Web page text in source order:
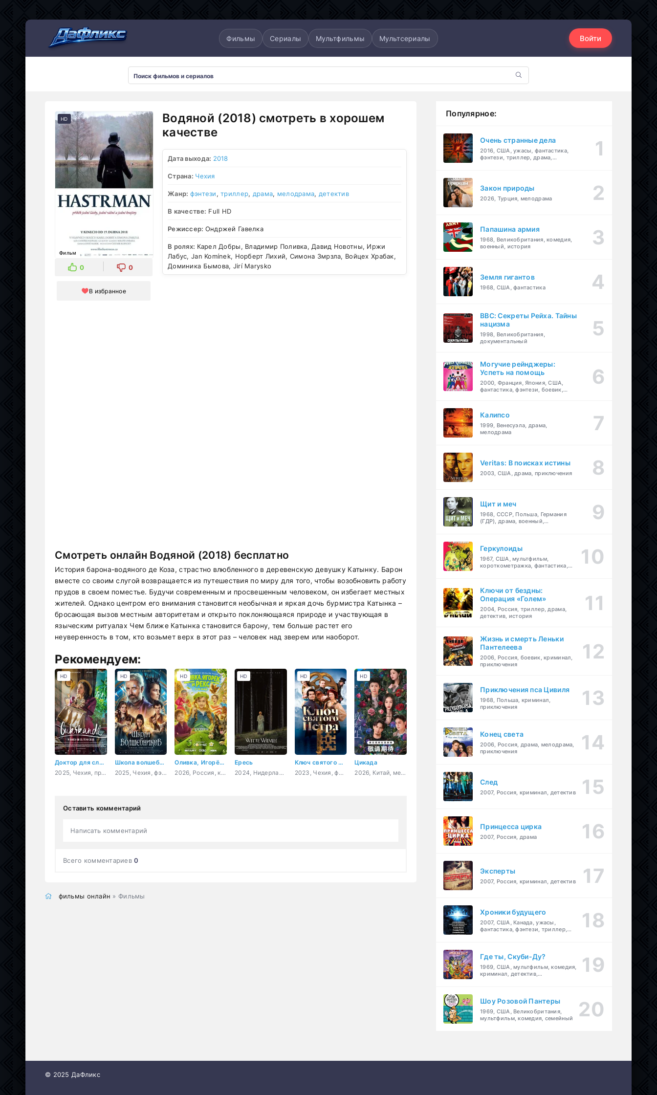
Фильмы Сериалы Мультфильмы Мультсериалы Войти
HD
Фильм
0 0
В избранное
Водяной (2018) смотреть в хорошем
качестве
Дата выхода: 2018
Страна: Чехия
Жанр: фэнтези,триллер, драма, мелодрама, детектив
В качестве: Full HD
Режиссер: Ондржей Гавелка
В ролях: Карел Добры, Владимир Поливка, Давид Новотны, Иржи
Лабус, Jan Komínek, Норберт Лихий, Симона Змрзла, Войцех Храбак,
Доминика Бымова, Jirí Marysko
Смотреть онлайн Водяной (2018) бесплатно
История барона-водяного де Коза, страстно влюбленного в деревенскую девушку Катынку. Барон
вместе со своим слугой возвращается из путешествия по миру для того, чтобы возобновить работу
прудов в своем поместье. Будучи современным и просвешенным человеком, он избегает местных
жителей. Однако центром его внимания становится необычная и яркая дочь бурмистра Катынка –
бросающая вызов местным авторитетам и открыто поклоняющаяся природе и участвующая в
языческим ритуалах Чем ближе Катынка становится барону, тем больше растет его
неуверенность в том, кто возьмет верх в этот раз – человек над зверем или наоборот.
Рекомендуем:
Доктор для сладкоежек
2025, Чехия, приключения, семейный
HD
Школа волшебников
2025, Чехия, фэнтези, семейный
HD
Оливка, Игорёк и Рекс
2026, Россия, комедия, семейный
HD
Ересь
2024, Нидерланды, ужасы, детектив
HD
Ключ святого Петра
2023, Чехия, фэнтези, комедия, семейный
HD
Цикада
2026, Китай, мелодрама
HD
Оставить комментарий
Написать комментарий
Всего комментариев0
фильмы онлайн » Фильмы
Популярное:
Очень странные дела
2016, США, ужасы, фантастика,
фэнтези, триллер, драма,
Закон природы
2026, Турция, мелодрама
Папашина армия
1968, Великобритания, комедия,
военный, история
Земля гигантов
1968, США, фантастика
BBC: Секреты Рейха. Тайны
нацизма
1998, Великобритания,
документальный
Могучие рейнджеры:
Успеть на помощь
2000, Франция, Япония, США,
фантастика, фэнтези, боевик,
Калипсо
1999, Венесуэла, драма,
мелодрама
Veritas: В поисках истины
2003, США, драма, приключения
Щит и меч
1968, СССР, Польша, Германия
(ГДР), драма, военный,
Геркулоиды
1967, США, мультфильм,
короткометражка, фантастика,
Ключи от бездны:
Операция «Голем»
2004, Россия, триллер, драма,
детектив, история
Жизнь и смерть Леньки
Пантелеева
2006, Россия, боевик, криминал,
приключения
Приключения пса Цивиля
1968, Польша, криминал,
приключения
Конец света
2006, Россия, драма, мелодрама,
приключения
След
2007, Россия, криминал, детектив
Принцесса цирка
2007, Россия, драма
Эксперты
2007, Россия, криминал, детектив
Хроники будущего
2007, США, Канада, ужасы,
фантастика, фэнтези, триллер,
Где ты, Скуби-Ду?
1969, США, мультфильм, комедия,
криминал, детектив,
Шоу Розовой Пантеры
1969, США, Великобритания,
мультфильм, комедия, семейный
© 2025 ДаФликс
Мультсериалы